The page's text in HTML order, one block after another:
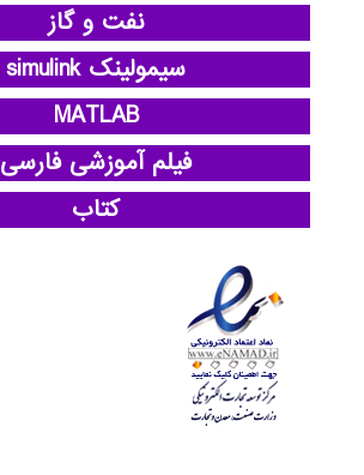
نفت و گاز
سیمولینک simulink
MATLAB
فیلم آموزشی فارسی
کتاب